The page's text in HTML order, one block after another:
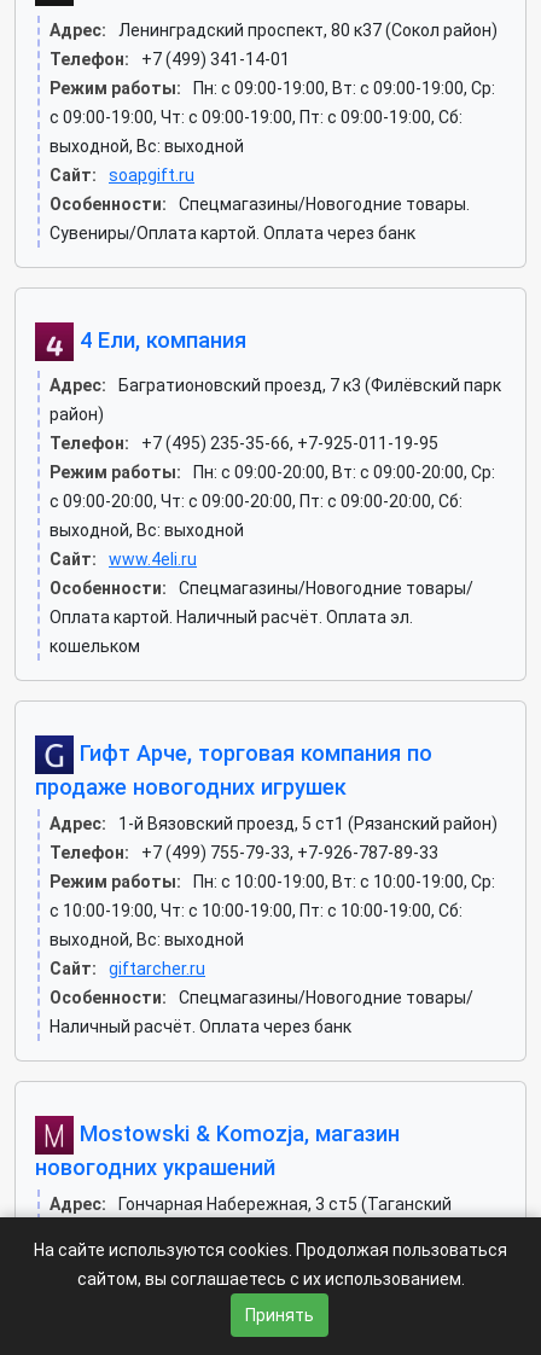
Адрес:
Ленинградский проспект, 80 к37 (Сокол район)
Телефон:
+7 (499) 341-14-01
Режим работы:
Пн: c 09:00-19:00, Вт: c 09:00-19:00, Ср:
c 09:00-19:00, Чт: c 09:00-19:00, Пт: c 09:00-19:00, Сб:
выходной, Вс: выходной
Сайт:
soapgift.ru
Особенности:
Спецмагазины/Новогодние товары.
Сувениры/Оплата картой. Оплата через банк
4 Ели, компания
Адрес:
Багратионовский проезд, 7 к3 (Филёвский парк
район)
Телефон:
+7 (495) 235-35-66, +7-925-011-19-95
Режим работы:
Пн: c 09:00-20:00, Вт: c 09:00-20:00, Ср:
c 09:00-20:00, Чт: c 09:00-20:00, Пт: c 09:00-20:00, Сб:
выходной, Вс: выходной
Сайт:
www.4eli.ru
Особенности:
Спецмагазины/Новогодние товары/
Оплата картой. Наличный расчёт. Оплата эл.
кошельком
Гифт Арче, торговая компания по
продаже новогодних игрушек
Адрес:
1-й Вязовский проезд, 5 ст1 (Рязанский район)
Телефон:
+7 (499) 755-79-33, +7-926-787-89-33
Режим работы:
Пн: c 10:00-19:00, Вт: c 10:00-19:00, Ср:
c 10:00-19:00, Чт: c 10:00-19:00, Пт: c 10:00-19:00, Сб:
выходной, Вс: выходной
Сайт:
giftarcher.ru
Особенности:
Спецмагазины/Новогодние товары/
Наличный расчёт. Оплата через банк
Mostowski & Komozja, магазин
новогодних украшений
Адрес:
Гончарная Набережная, 3 ст5 (Таганский
Телефон:
+7-925-067-75-90
Режим работы:
Пн: c 09:00-19:00, Вт: c 09:00-19:00, Ср:
c 09:00-19:00, Чт: c 09:00-19:00, Пт: c 09:00-19:00, Сб:
На сайте используются cookies. Продолжая пользоваться
сайтом, вы соглашаетесь с их использованием.
Принять